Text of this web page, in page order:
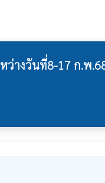
างวันที่8-17 ก.พ